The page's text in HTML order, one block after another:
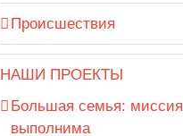
Происшествия
НАШИ ПРОЕКТЫ
Большая семья: миссия
выполнима